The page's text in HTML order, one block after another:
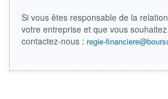
Si vous êtes responsable de la
votre entreprise et que vous
contactez-nous : regie-